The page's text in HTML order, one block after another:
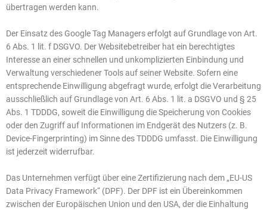
übertragen werden kann.
Der Einsatz des Google Tag Managers erfolgt auf Grundlage von Art.
6 Abs. 1 lit. f DSGVO. Der Websitebetreiber hat ein berechtigtes
Interesse an einer schnellen und unkomplizierten Einbindung und
Verwaltung verschiedener Tools auf seiner Website. Sofern eine
entsprechende Einwilligung abgefragt wurde, erfolgt die Verarbeitung
ausschließlich auf Grundlage von Art. 6 Abs. 1 lit. a DSGVO und § 25
Abs. 1 TDDDG, soweit die Einwilligung die Speicherung von Cookies
oder den Zugriff auf Informationen im Endgerät des Nutzers (z. B.
Device-Fingerprinting) im Sinne des TDDDG umfasst. Die Einwilligung
ist jederzeit widerrufbar.
Das Unternehmen verfügt über eine Zertifizierung nach dem „EU-US
Data Privacy Framework“ (DPF). Der DPF ist ein Übereinkommen
zwischen der Europäischen Union und den USA, der die Einhaltung